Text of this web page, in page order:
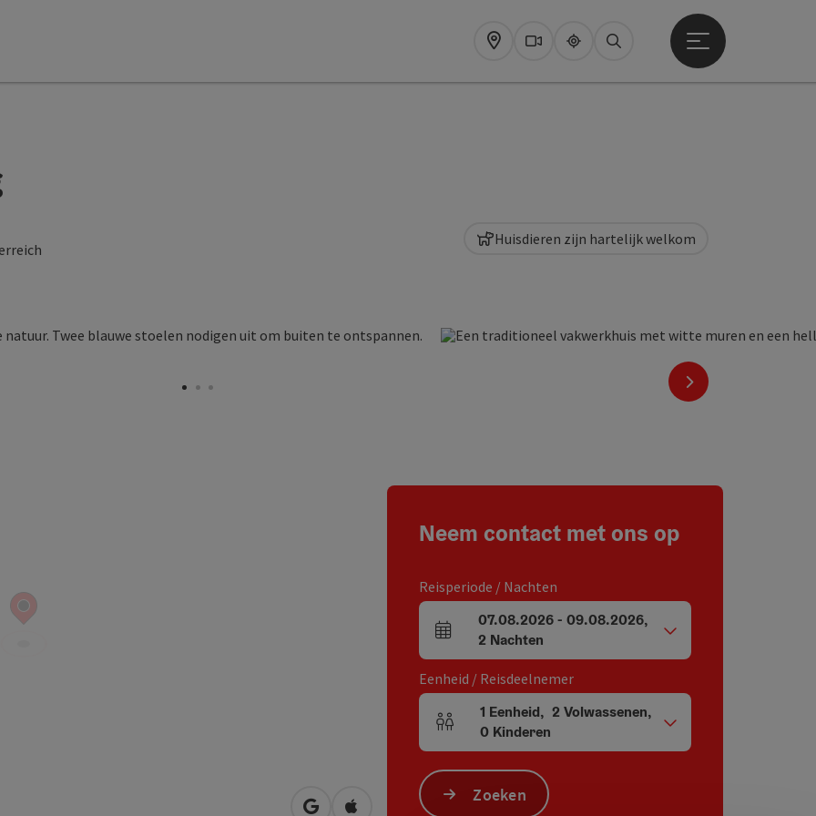
Map WebcamsUpperguide
Zoeken
Startmenu openen
nächstes Element
Huisdieren zijn hartelijk welkom
Neem contact met ons op
Reisperiode / Nachten
Velden voor aankomst en vertrek
07.08.2026- 09.08.2026,
2 Nachten
Eenheid / Reisdeelnemer
Aantal eenheden en persoonsvelden
1 Eenheid, 2 Volwassenen,
0 Kinderen
Zoeken